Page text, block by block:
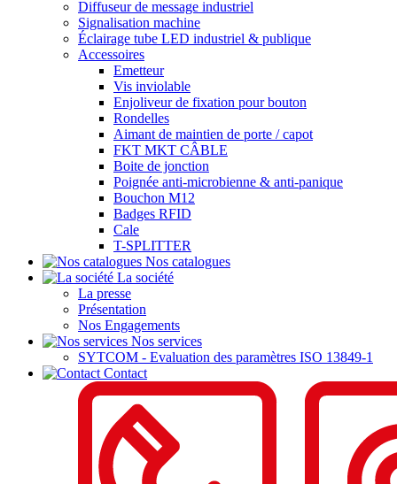
Diffuseur de message industriel
Signalisation machine
Éclairage tube LED industriel & publique
Accessoires
Emetteur
Vis inviolable
Enjoliveur de fixation pour bouton
Rondelles
Aimant de maintien de porte / capot
FKT MKT CÂBLE
Boite de jonction
Poignée anti-microbienne & anti-panique
Bouchon M12
Badges RFID
Cale
T-SPLITTER
Nos catalogues
La société
La presse
Présentation
Nos Engagements
Nos services
SYTCOM - Evaluation des paramètres ISO 13849-1
Contact